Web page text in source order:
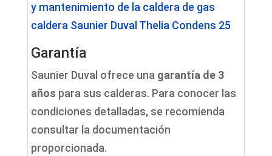
y mantenimiento de la caldera de gas
caldera Saunier Duval Thelia Condens 25
Garantía
Saunier Duval ofrece una garantía de 3
años para sus calderas. Para conocer las
condiciones detalladas, se recomienda
consultar la documentación
proporcionada.